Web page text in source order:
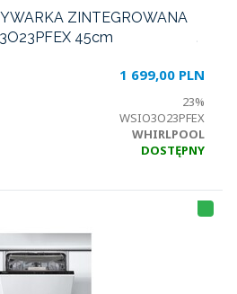
ZINTEGROWANA
45cm
1 699,00 PLN
23%
WSIO3O23PFEX
WHIRLPOOL
DOSTĘPNY